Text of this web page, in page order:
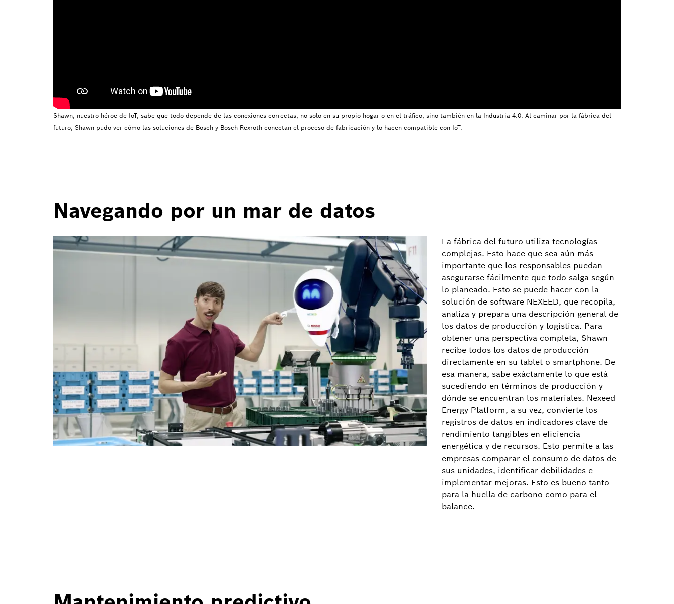
Shawn, nuestro héroe de IoT, sabe que todo depende de las conexiones correctas, no solo en su propio hogar o en el tráfico, sino también en la Industria 4.0. Al caminar por la fábrica del
futuro, Shawn pudo ver cómo las soluciones de Bosch y Bosch Rexroth conectan el proceso de fabricación y lo hacen compatible con IoT.
Navegando por un mar de datos
La fábrica del futuro utiliza tecnologías
complejas. Esto hace que sea aún más
importante que los responsables puedan
asegurarse fácilmente que todo salga según
lo planeado. Esto se puede hacer con la
solución de software NEXEED, que recopila,
analiza y prepara una descripción general de
los datos de producción y logística. Para
obtener una perspectiva completa, Shawn
recibe todos los datos de producción
directamente en su tablet o smartphone. De
esa manera, sabe exáctamente lo que está
sucediendo en términos de producción y
dónde se encuentran los materiales. Nexeed
Energy Platform, a su vez, convierte los
registros de datos en indicadores clave de
rendimiento tangibles en eficiencia
energética y de recursos. Esto permite a las
empresas comparar el consumo de datos de
sus unidades, identificar debilidades e
implementar mejoras. Esto es bueno tanto
para la huella de carbono como para el
balance.